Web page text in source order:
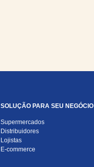
SOLUÇÃO PARA SEU NEGÓCIO
Supermercados
Distribuidores
Lojistas
E-commerce